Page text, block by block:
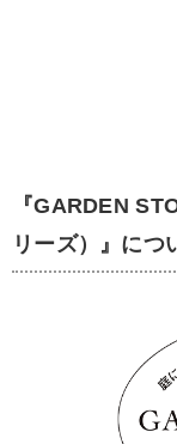
『GARDEN
リーズ）』につ